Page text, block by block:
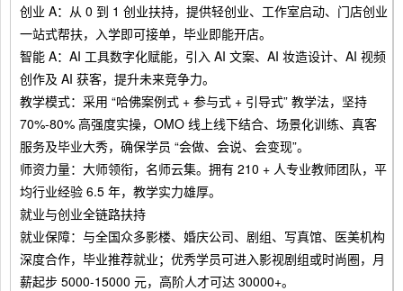
创业 A：从 0 到 1 创业扶持，提供轻创业、工作室启动、门店创业
一站式帮扶，入学即可接单，毕业即能开店。
智能 A：AI 工具数字化赋能，引入 AI 文案、AI 妆造设计、AI 视频
创作及 AI 获客，提升未来竞争力。
教学模式：采用 “哈佛案例式 + 参与式 + 引导式” 教学法，坚持
70%-80% 高强度实操，OMO 线上线下结合、场景化训练、真客
服务及毕业大秀，确保学员 “会做、会说、会变现”。
师资力量：大师领衔，名师云集。拥有 210 + 人专业教师团队，平
均行业经验 6.5 年，教学实力雄厚。
就业与创业全链路扶持
就业保障：与全国众多影楼、婚庆公司、剧组、写真馆、医美机构
深度合作，毕业推荐就业；优秀学员可进入影视剧组或时尚圈，月
薪起步 5000-15000 元，高阶人才可达 30000+。